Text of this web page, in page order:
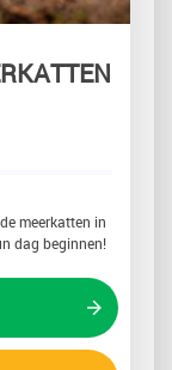
meerkatten in
dag beginnen!